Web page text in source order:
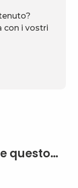
con i vostri
questo…